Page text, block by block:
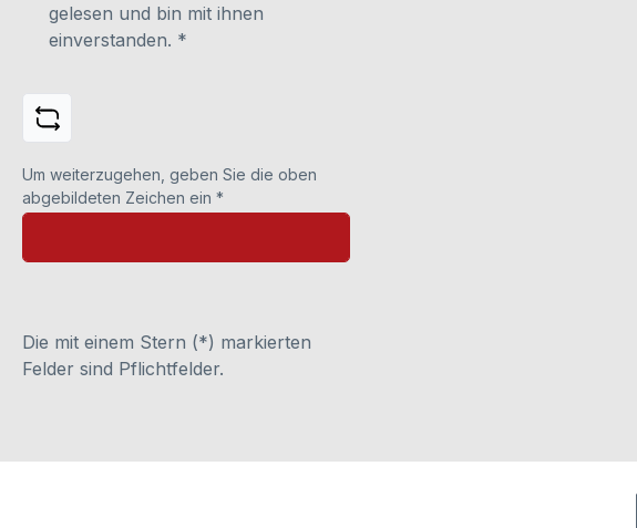
gelesen und bin mit ihnen
einverstanden. *
Um weiterzugehen, geben Sie die oben
abgebildeten Zeichen ein *
Die mit einem Stern (*) markierten
Felder sind Pflichtfelder.